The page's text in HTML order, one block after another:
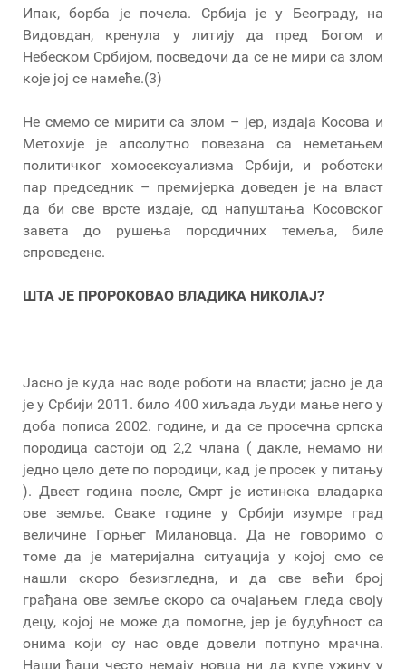
Ипак, борба је почела. Србија је у Београду, на
Видовдан, кренула у литију да пред Богом и
Небеском Србијом, посведочи да се не мири са злом
које јој се намеће.(3)
Не смемо се мирити са злом – јер, издаја Косова и
Метохије је апсолутно повезана са неметањем
политичког хомосексуализма Србији, и роботски
пар председник – премијерка доведен је на власт
да би све врсте издаје, од напуштања Косовског
завета до рушења породичних темеља, биле
спроведене.
ШТА ЈЕ ПРОРОКОВАО ВЛАДИКА НИКОЛАЈ?
Јасно је куда нас воде роботи на власти; јасно је да
је у Србији 2011. било 400 хиљада људи мање него у
доба пописа 2002. године, и да се просечна српска
породица састоји од 2,2 члана ( дакле, немамо ни
једно цело дете по породици, кад је просек у питању
). Двеет година после, Смрт је истинска владарка
ове земље. Сваке године у Србији изумре град
величине Горњег Милановца. Да не говоримо о
томе да је материјална ситуација у којој смо се
нашли скоро безизгледна, и да све већи број
грађана ове земље скоро са очајањем гледа своју
децу, којој не може да помогне, јер је будућност са
онима који су нас овде довели потпуно мрачна.
Наши ђаци често немају новца ни да купе ужину у